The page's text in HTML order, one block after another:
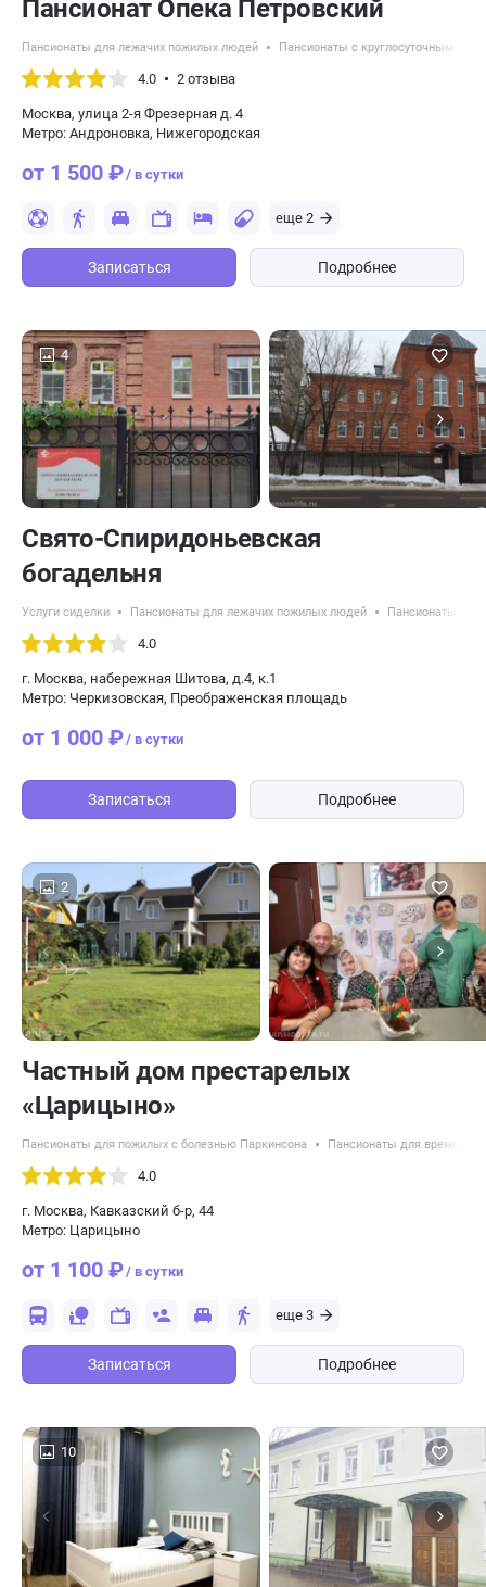
Пансионат Опека Петровский
Пансионаты для лежачих пожилых людей Пансионаты с круглосуточным
4.0 2 отзыва
Москва, улица 2-я Фрезерная д. 4
Метро: Андроновка, Нижегородская
от 1 500 ₽/ в сутки
еще 2
Записаться Подробнее
4
Свято-Спиридоньевская
богадельня
Услуги сиделки Пансионаты для лежачих пожилых людей Пансионаты с
4.0
г. Москва, набережная Шитова, д.4, к.1
Метро: Черкизовская, Преображенская площадь
от 1 000 ₽/ в сутки
Записаться Подробнее
2
Частный дом престарелых
«Царицыно»
Пансионаты для пожилых с болезнью Паркинсона Пансионаты для
4.0
г. Москва, Кавказский б-р, 44
Метро: Царицыно
от 1 100 ₽/ в сутки
еще 3
Записаться Подробнее
10